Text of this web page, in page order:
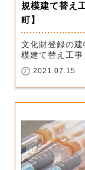
規模建て替え
町】
文化財登録の
模建て替え工事
2021.07.15